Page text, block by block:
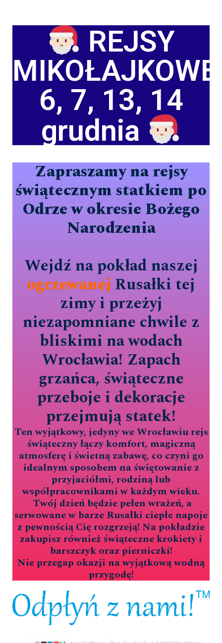
REJSY
MIKOŁAJKOWE
6, 7, 13, 14
grudnia
Zapraszamy na rejsy
świątecznym statkiem po
Odrze w okresie Bożego
Narodzenia
Wejdź na pokład naszej
ogrzewanej Rusałki tej
zimy i przeżyj
niezapomniane chwile z
bliskimi na wodach
Wrocławia! Zapach
grzańca, świąteczne
przeboje i dekoracje
przejmują statek!
Ten wyjątkowy, jedyny we Wrocławiu rejs
świąteczny łączy komfort, magiczną
atmosferę i świetną zabawę, co czyni go
idealnym sposobem na świętowanie z
przyjaciółmi, rodziną lub
współpracownikami w każdym wieku.
Twój dzień będzie pełen wrażeń, a
serwowane w barze Rusałki ciepłe napoje
z pewnością Cię rozgrzeją! Na pokładzie
zakupisz również świąteczne krokiety i
barszczyk oraz pierniczki!
Nie przegap okazji na wyjątkową wodną
przygodę!